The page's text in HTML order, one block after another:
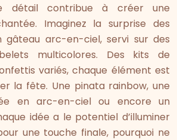
détail contribue à créer une
Imaginez la surprise des
gâteau arc-en-ciel, servi sur des
multicolores. Des kits de
variés, chaque élément est
la fête. Une pinata rainbow, une
en arc-en-ciel ou encore un
idée a le potentiel d’illuminer
une touche finale, pourquoi ne